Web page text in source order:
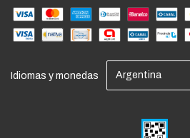
Idiomas y monedas